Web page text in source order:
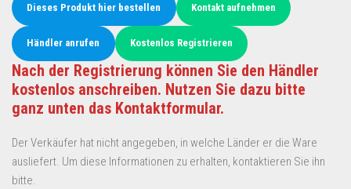
Dieses Produkt hier bestellen Kontakt aufnehmen
Händler anrufen Kostenlos Registrieren
Nach der Registrierung können Sie den Händler
kostenlos anschreiben. Nutzen Sie dazu bitte
ganz unten das Kontaktformular.
Der Verkäufer hat nicht angegeben, in welche Länder er die Ware
ausliefert. Um diese Informationen zu erhalten, kontaktieren Sie ihn
bitte.